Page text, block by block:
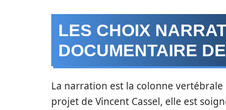
LES CHOIX
DOCUMENTAIRE
La narration est la colonne
projet de Vincent Cassel, elle est